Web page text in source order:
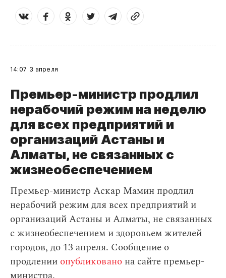
14:07 3 апреля
Премьер-министр продлил
нерабочий режим на неделю
для всех предприятий и
организаций Астаны и
Алматы, не связанных с
жизнеобеспечением
Премьер-министр Аскар Мамин продлил
нерабочий режим для всех предприятий и
организаций Астаны и Алматы, не связанных
с жизнеобеспечением и здоровьем жителей
городов, до 13 апреля. Сообщение о
продлении опубликовано на сайте премьер-